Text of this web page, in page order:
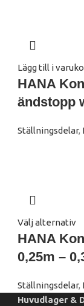
Lägg till i
HANA
ändstopp
Ställningsdelar,
Välj alternativ
HANA
0,25m –
Ställningsdelar,
Huvudlager &